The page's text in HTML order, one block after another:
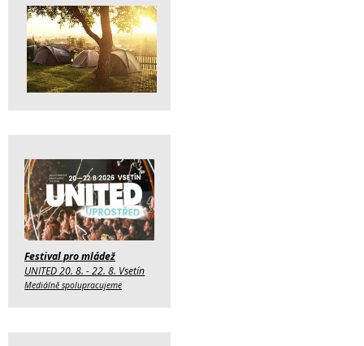
Festival pro mládež
UNITED 20. 8. - 22. 8. Vsetín
Mediálně spolupracujeme